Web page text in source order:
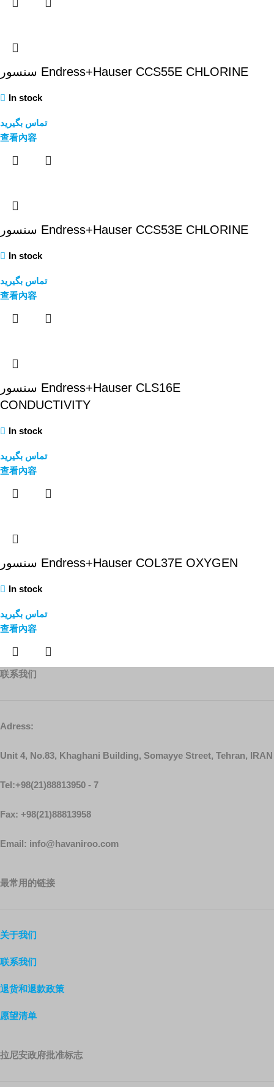
سنسور Endress+Hauser CCS55E CHLORINE
In stock
تماس بگیرید
查看內容
سنسور Endress+Hauser CCS53E CHLORINE
In stock
تماس بگیرید
查看內容
سنسور Endress+Hauser CLS16E
CONDUCTIVITY
In stock
تماس بگیرید
查看內容
سنسور Endress+Hauser COL37E OXYGEN
In stock
تماس بگیرید
查看內容
联系我们
Adress:
Unit 4, No.83, Khaghani Building, Somayye Street, Tehran, IRAN
Tel:+98(21)88813950 - 7
Fax: +98(21)88813958
Email: info@havaniroo.com
最常用的链接
关于我们
联系我们
退货和退款政策
愿望清单
拉尼安政府批准标志